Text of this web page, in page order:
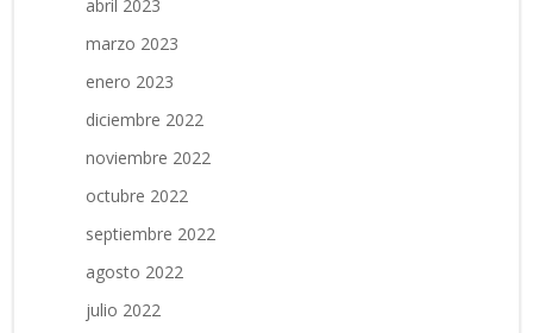
abril 2023
marzo 2023
enero 2023
diciembre 2022
noviembre 2022
octubre 2022
septiembre 2022
agosto 2022
julio 2022